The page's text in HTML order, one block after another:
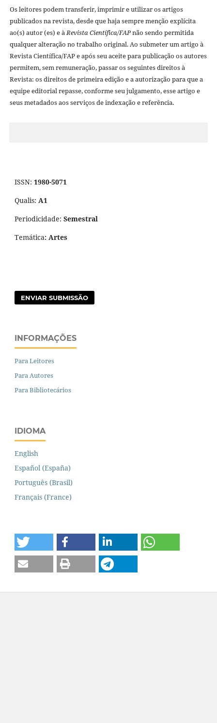
Os leitores podem transferir, imprimir e utilizar os artigos
publicados na revista, desde que haja sempre menção explí­cita
ao(s) autor (es) e àRevista Cientí­fica/FAPnão sendo permitida
qualquer alteração no trabalho original. Ao submeter um artigo à
Revista Cientí­fica/FAP e após seu aceite para publicação os autores
permitem, sem remuneração, passar os seguintes direitos à
Revista: os direitos de primeira edição e a autorização para que a
equipe editorial repasse, conforme seu julgamento, esse artigo e
seus metadados aos serviços de indexação e referência.
ISSN: 1980-5071
Qualis: A1
Periodicidade: Semestral
Temática: Artes
ENVIAR SUBMISSÃO
INFORMAÇÕES
Para Leitores
Para Autores
Para Bibliotecários
IDIOMA
English
Español (España)
Português (Brasil)
Français (France)